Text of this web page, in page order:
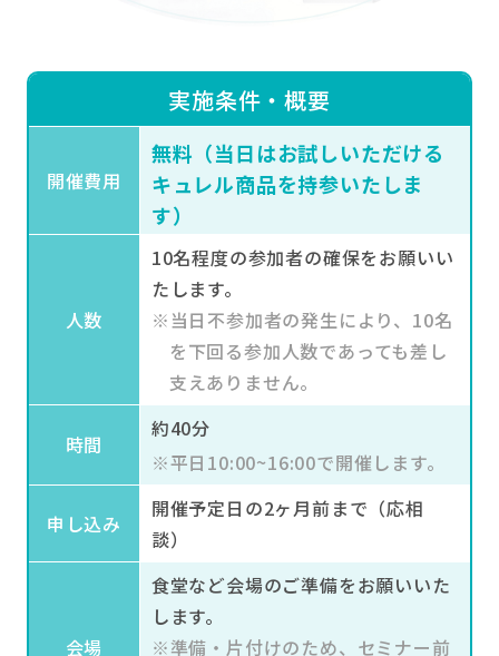
普段何気なくおこなっているスキンケア、
本当に正しい方法でしょうか？「洗う」
「補う」「守る」という3つの観点から、
効果的なスキンケアのポイントをわかりや
すくお伝えします。
04
乾燥性敏感肌
年中肌荒れやカサつきを繰り返している
実施条件・概要
開催費用
無料（当日はお試しいただける
キュレル商品を持参いたしま
す）
人数
10名程度の参加者の確保をお願いい
たします。
※当日不参加者の発生により、10名
を下回る参加人数であっても差し
支えありません。
時間
約40分
※平日10:00~16:00で開催します。
申し込み
開催予定日の2ヶ月前まで（応相
談）
会場
食堂など会場のご準備をお願いいた
します。
※準備・片付けのため、セミナー前